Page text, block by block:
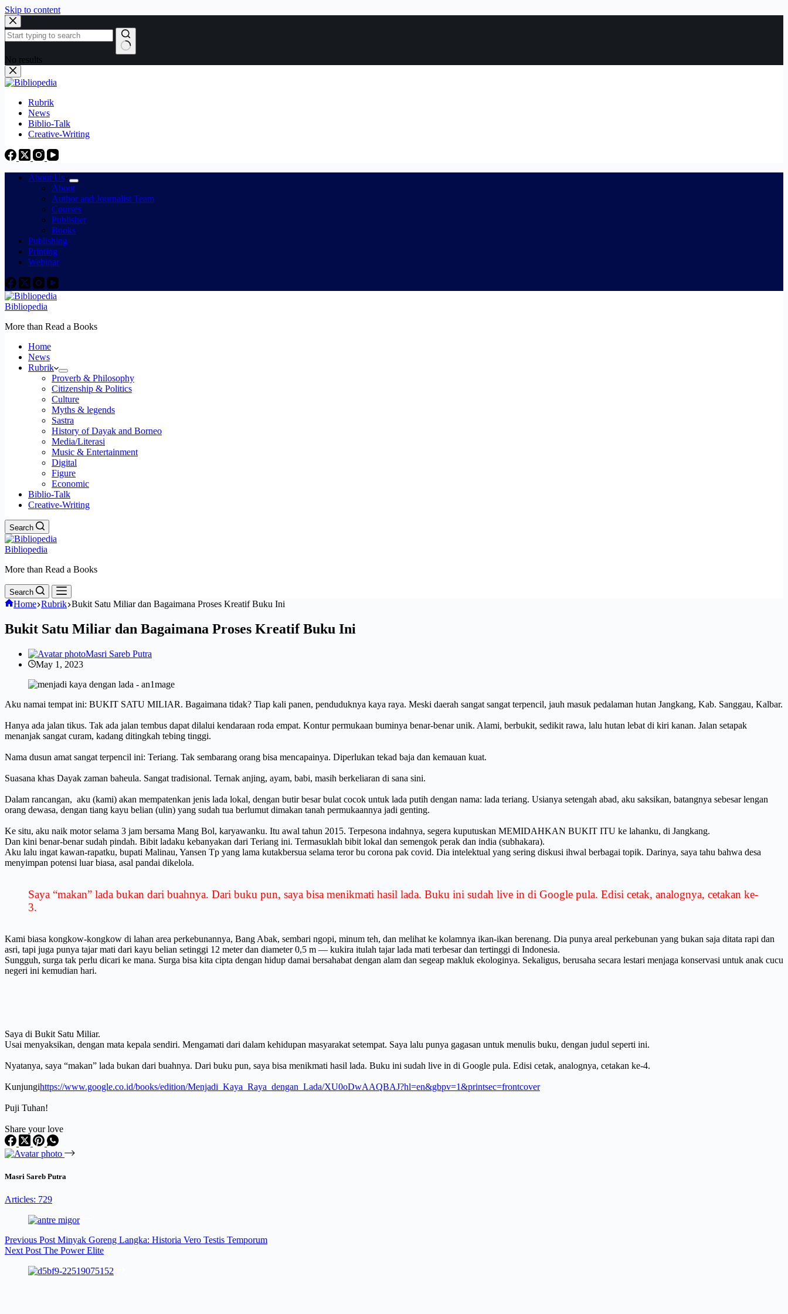
Skip to content
No results
Rubrik
News
Biblio-Talk
Creative-Writing
About Us
About
Author and Journalist Team
Courses
Publisher
Books
Publishing
Printing
Webinar
Bibliopedia
More than Read a Books
Home
News
Rubrik
Proverb & Philosophy
Citizenship & Politics
Culture
Myths & legends
Sastra
History of Dayak and Borneo
Media/Literasi
Music & Entertainment
Digital
Figure
Economic
Biblio-Talk
Creative-Writing
Search
Bibliopedia
More than Read a Books
Search
Home Rubrik Bukit Satu Miliar dan Bagaimana Proses Kreatif Buku Ini
Bukit Satu Miliar dan Bagaimana Proses Kreatif Buku Ini
Masri Sareb Putra
May 1, 2023
Aku namai tempat ini: BUKIT SATU MILIAR. Bagaimana tidak? Tiap kali panen, penduduknya kaya raya. Meski daerah sangat sangat terpencil, jauh masuk pedalaman hutan Jangkang, Kab. Sanggau, Kalbar.
Hanya ada jalan tikus. Tak ada jalan tembus dapat dilalui kendaraan roda empat. Kontur permukaan buminya benar-benar unik. Alami, berbukit, sedikit rawa, lalu hutan lebat di kiri kanan. Jalan setapak
menanjak sangat curam, kadang ditingkah tebing tinggi.
Nama dusun amat sangat terpencil ini: Teriang. Tak sembarang orang bisa mencapainya. Diperlukan tekad baja dan kemauan kuat.
Suasana khas Dayak zaman baheula. Sangat tradisional. Ternak anjing, ayam, babi, masih berkeliaran di sana sini.
Dalam rancangan, aku (kami) akan mempatenkan jenis lada lokal, dengan butir besar bulat cocok untuk lada putih dengan nama: lada teriang. Usianya setengah abad, aku saksikan, batangnya sebesar lengan
orang dewasa, dengan tiang kayu belian (ulin) yang sudah tua berlumut dimakan tanah permukaannya jadi genting.
Ke situ, aku naik motor selama 3 jam bersama Mang Bol, karyawanku. Itu awal tahun 2015. Terpesona indahnya, segera kuputuskan MEMIDAHKAN BUKIT ITU ke lahanku, di Jangkang.
Dan kini benar-benar sudah pindah. Bibit ladaku kebanyakan dari Teriang ini. Termasuklah bibit lokal dan semengok perak dan india (subhakara).
Aku lalu ingat kawan-rapatku, bupati Malinau, Yansen Tp yang lama kutakbersua selama teror bu corona pak covid. Dia intelektual yang sering diskusi ihwal berbagai topik. Darinya, saya tahu bahwa desa
menyimpan potensi luar biasa, asal pandai dikelola.
Saya “makan” lada bukan dari buahnya. Dari buku pun, saya bisa menikmati hasil lada. Buku ini sudah live in di Google pula. Edisi cetak, analognya, cetakan ke-
3.
Kami biasa kongkow-kongkow di lahan area perkebunannya, Bang Abak, sembari ngopi, minum teh, dan melihat ke kolamnya ikan-ikan berenang. Dia punya areal perkebunan yang bukan saja ditata rapi dan
asri, tapi juga punya tajar mati dari kayu belian setinggi 12 meter dan diameter 0,5 m — kukira itulah tajar lada mati terbesar dan tertinggi di Indonesia.
Sungguh, surga tak perlu dicari ke mana. Surga bisa kita cipta dengan hidup damai bersahabat dengan alam dan segeap makluk ekologinya. Sekaligus, berusaha secara lestari menjaga konservasi untuk anak cucu
negeri ini kemudian hari.
Saya di Bukit Satu Miliar.
Usai menyaksikan, dengan mata kepala sendiri. Mengamati dari dalam kehidupan masyarakat setempat. Saya lalu punya gagasan untuk menulis buku, dengan judul seperti ini.
Nyatanya, saya “makan” lada bukan dari buahnya. Dari buku pun, saya bisa menikmati hasil lada. Buku ini sudah live in di Google pula. Edisi cetak, analognya, cetakan ke-4.
Kunjungihttps://www.google.co.id/books/edition/Menjadi_Kaya_Raya_dengan_Lada/XU0oDwAAQBAJ?hl=en&gbpv=1&printsec=frontcover
Puji Tuhan!
Share your love
Masri Sareb Putra
Articles: 729
Previous Post Minyak Goreng Langka: Historia Vero Testis Temporum
Next Post The Power Elite